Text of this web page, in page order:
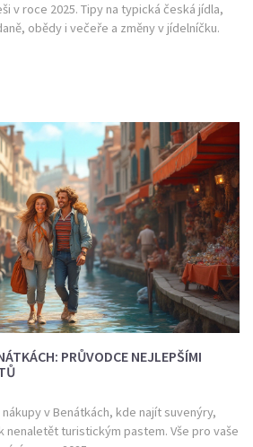
v roce 2025. Tipy na typická česká jídla,
obědy i večeře a změny v jídelníčku.
PRŮVODCE NEJLEPŠÍMI
v Benátkách, kde najít suvenýry,
nenaletět turistickým pastem. Vše pro vaše